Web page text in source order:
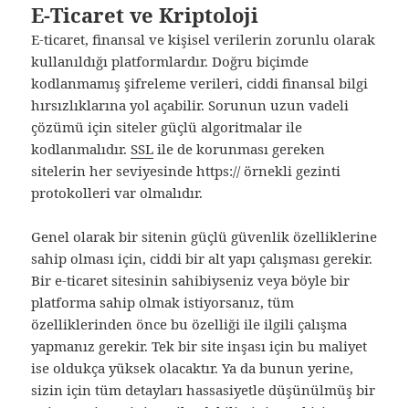
E-Ticaret ve Kriptoloji
E-ticaret, finansal ve kişisel verilerin zorunlu olarak
kullanıldığı platformlardır. Doğru biçimde
kodlanmamış şifreleme verileri, ciddi finansal bilgi
hırsızlıklarına yol açabilir. Sorunun uzun vadeli
çözümü için siteler güçlü algoritmalar ile
kodlanmalıdır.SSL ile de korunması gereken
sitelerin her seviyesinde https:// örnekli gezinti
protokolleri var olmalıdır.
Genel olarak bir sitenin güçlü güvenlik özelliklerine
sahip olması için, ciddi bir alt yapı çalışması gerekir.
Bir e-ticaret sitesinin sahibiyseniz veya böyle bir
platforma sahip olmak istiyorsanız, tüm
özelliklerinden önce bu özelliği ile ilgili çalışma
yapmanız gerekir. Tek bir site inşası için bu maliyet
ise oldukça yüksek olacaktır. Ya da bunun yerine,
sizin için tüm detayları hassasiyetle düşünülmüş bir